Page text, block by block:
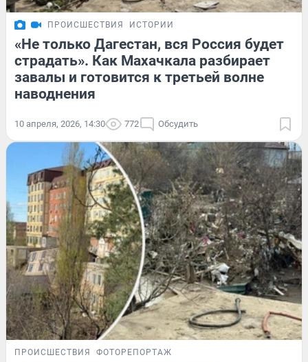
ПРОИСШЕСТВИЯ ИСТОРИИ
«Не только Дагестан, вся Россия будет
страдать». Как Махачкала разбирает
завалы и готовится к третьей волне
наводнения
10 апреля, 2026, 14:30 772 Обсудить
ПРОИСШЕСТВИЯ ФОТОРЕПОРТАЖ